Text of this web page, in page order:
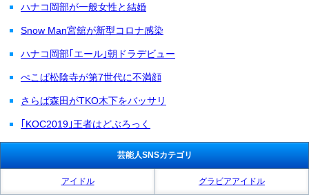
ハナコ岡部が一般女性と結婚
Snow Man宮舘が新型コロナ感染
ハナコ岡部｢エール｣朝ドラデビュー
ぺこぱ松陰寺が第7世代に不満顔
さらば森田がTKO木下をバッサリ
｢KOC2019｣王者はどぶろっく
芸能人SNSカテゴリ
アイドル グラビアアイドル